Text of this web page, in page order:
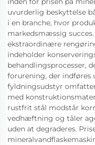
uvurderlig beskyttelse
i en branche, hvor
markedsmæssig
ekstraordinære
indeholder
behandlingsprocesser,
forurening, der indføres
fyldningsudstyr
med
rustfrit stål modstår
vedhæftning og tåler
uden at degraderes.